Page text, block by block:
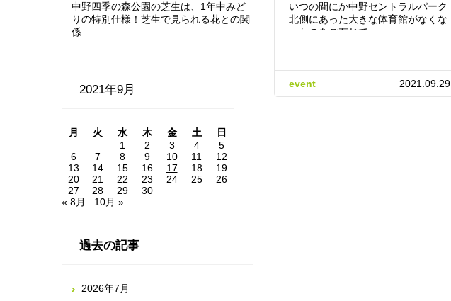
いつの間にか中野セントラルパーク
北側にあった大きな体育館がなくな
ったのをご存じで…
event 2021.09.29
中野四季の森公園の芝生は、1年中みど
りの特別仕様！芝生で見られる花との関
係
2021年9月
月 火 水 木 金 土
日
1
2 3 4
5
6
7 8 9 10 11
12
13
14 15 16 17 18
19
20
21 22 23 24 25
26
27
28 29
30
« 8月
10月 »
過去の記事
2026年7月